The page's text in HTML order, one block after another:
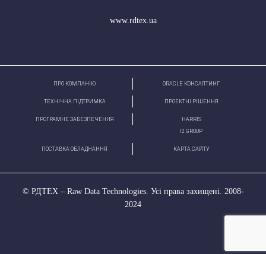
www.rdtex.ua
ПРО КОМПАНІЮ ORACLE КОНСАЛТИНГ
ТЕХНІЧНА ПІДТРИМКА ПРОЕКТНІ РІШЕННЯ
ПРОГРАМНЕ ЗАБЕЗПЕЧЕННЯ
HARRIS
І2 GROUP
ПОСТАВКА ОБЛАДНАННЯ КАРТА САЙТУ
© РДТЕХ – Raw Data Technologies. Усі права захищені. 2008-
2024